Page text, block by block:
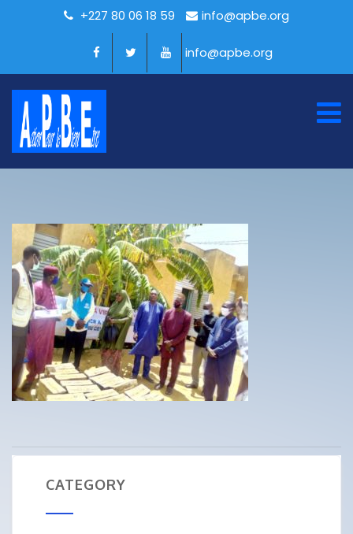
+227 80 06 18 59 info@apbe.org
info@apbe.org
CATEGORY